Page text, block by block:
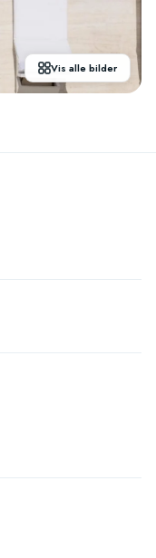
Vis alle bilder